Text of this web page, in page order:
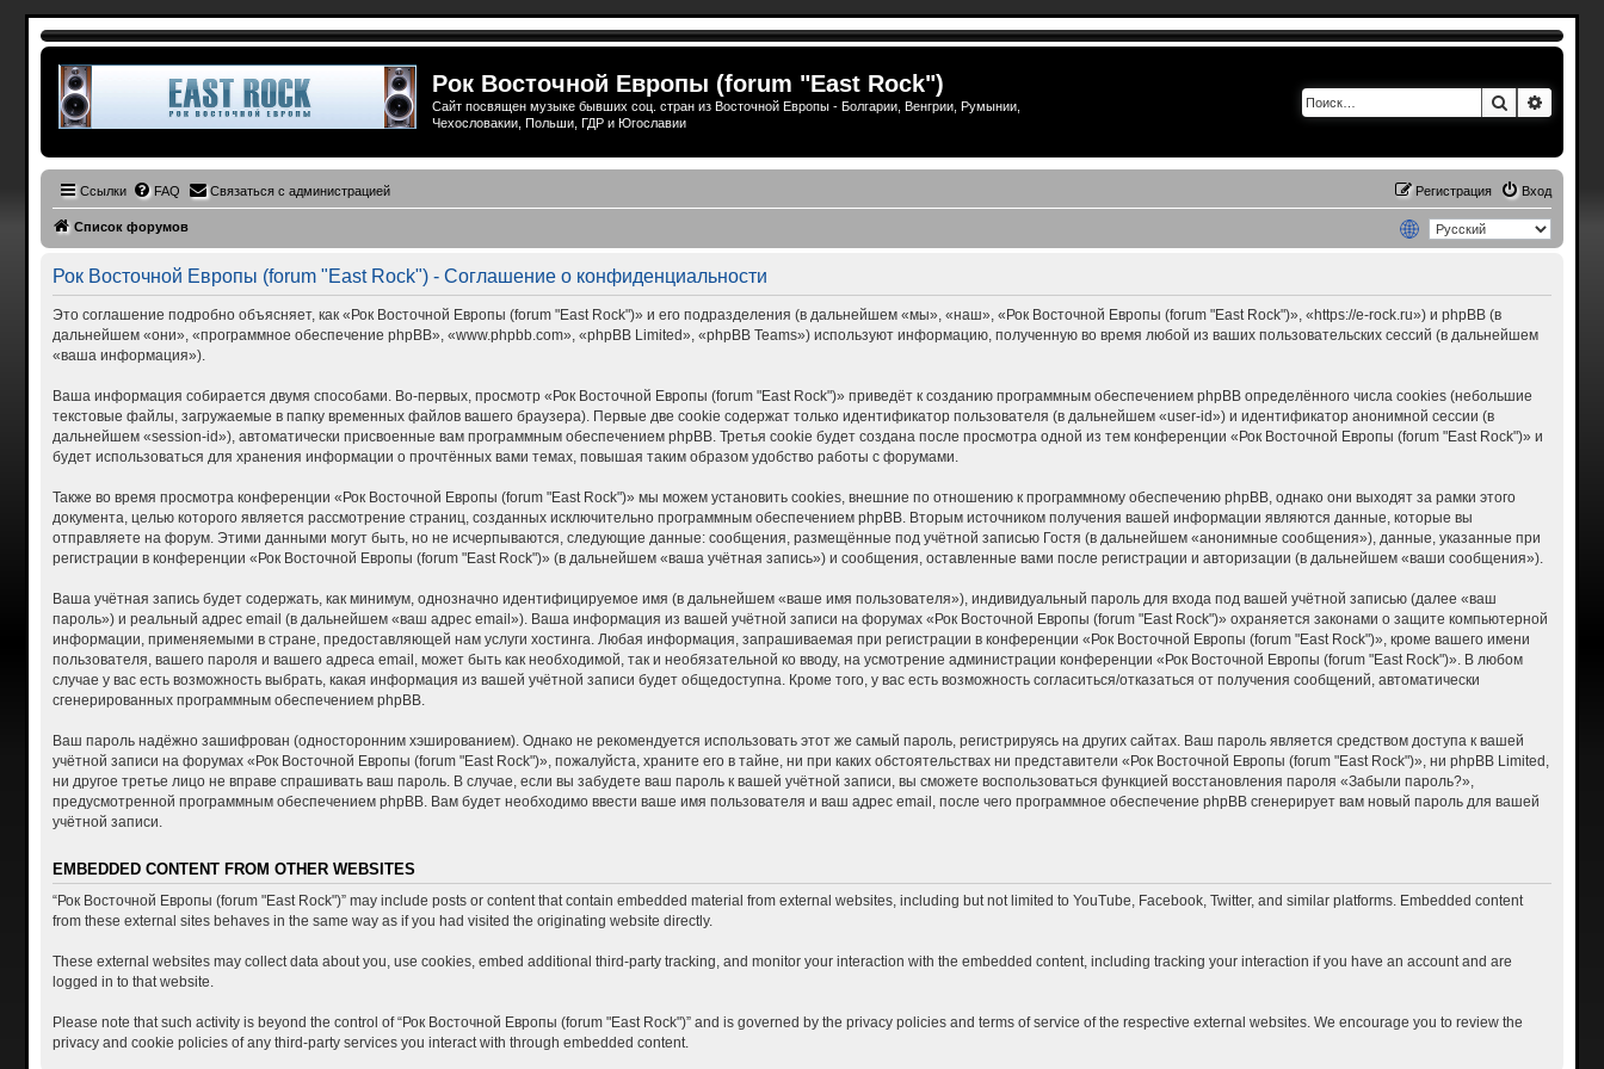
Рок Восточной Европы (forum "East Rock")
Сайт посвящен музыке бывших соц. стран из Восточной Европы - Болгарии, Венгрии, Румынии,
Чехословакии, Польши, ГДР и Югославии
Поиск
Ссылки FAQ Связаться с администрацией Вход
Регистрация
Список форумов
Рок Восточной Европы (forum "East Rock") - Соглашение о конфиденциальности
Это соглашение подробно объясняет, как «Рок Восточной Европы (forum "East Rock")» и его подразделения (в дальнейшем «мы», «наш», «Рок Восточной Европы (forum "East Rock")», «https://e-rock.ru») и phpBB (в
дальнейшем «они», «программное обеспечение phpBB», «www.phpbb.com», «phpBB Limited», «phpBB Teams») используют информацию, полученную во время любой из ваших пользовательских сессий (в дальнейшем
«ваша информация»).
Ваша информация собирается двумя способами. Во-первых, просмотр «Рок Восточной Европы (forum "East Rock")» приведёт к созданию программным обеспечением phpBB определённого числа cookies (небольшие
текстовые файлы, загружаемые в папку временных файлов вашего браузера). Первые две cookie содержат только идентификатор пользователя (в дальнейшем «user-id») и идентификатор анонимной сессии (в
дальнейшем «session-id»), автоматически присвоенные вам программным обеспечением phpBB. Третья cookie будет создана после просмотра одной из тем конференции «Рок Восточной Европы (forum "East Rock")» и
будет использоваться для хранения информации о прочтённых вами темах, повышая таким образом удобство работы с форумами.
Также во время просмотра конференции «Рок Восточной Европы (forum "East Rock")» мы можем установить cookies, внешние по отношению к программному обеспечению phpBB, однако они выходят за рамки этого
документа, целью которого является рассмотрение страниц, созданных исключительно программным обеспечением phpBB. Вторым источником получения вашей информации являются данные, которые вы
отправляете на форум. Этими данными могут быть, но не исчерпываются, следующие данные: сообщения, размещённые под учётной записью Гостя (в дальнейшем «анонимные сообщения»), данные, указанные при
регистрации в конференции «Рок Восточной Европы (forum "East Rock")» (в дальнейшем «ваша учётная запись») и сообщения, оставленные вами после регистрации и авторизации (в дальнейшем «ваши сообщения»).
Ваша учётная запись будет содержать, как минимум, однозначно идентифицируемое имя (в дальнейшем «ваше имя пользователя»), индивидуальный пароль для входа под вашей учётной записью (далее «ваш
пароль») и реальный адрес email (в дальнейшем «ваш адрес email»). Ваша информация из вашей учётной записи на форумах «Рок Восточной Европы (forum "East Rock")» охраняется законами о защите компьютерной
информации, применяемыми в стране, предоставляющей нам услуги хостинга. Любая информация, запрашиваемая при регистрации в конференции «Рок Восточной Европы (forum "East Rock")», кроме вашего имени
пользователя, вашего пароля и вашего адреса email, может быть как необходимой, так и необязательной ко вводу, на усмотрение администрации конференции «Рок Восточной Европы (forum "East Rock")». В любом
случае у вас есть возможность выбрать, какая информация из вашей учётной записи будет общедоступна. Кроме того, у вас есть возможность согласиться/отказаться от получения сообщений, автоматически
сгенерированных программным обеспечением phpBB.
Ваш пароль надёжно зашифрован (односторонним хэшированием). Однако не рекомендуется использовать этот же самый пароль, регистрируясь на других сайтах. Ваш пароль является средством доступа к вашей
учётной записи на форумах «Рок Восточной Европы (forum "East Rock")», пожалуйста, храните его в тайне, ни при каких обстоятельствах ни представители «Рок Восточной Европы (forum "East Rock")», ни phpBB Limited,
ни другое третье лицо не вправе спрашивать ваш пароль. В случае, если вы забудете ваш пароль к вашей учётной записи, вы сможете воспользоваться функцией восстановления пароля «Забыли пароль?»,
предусмотренной программным обеспечением phpBB. Вам будет необходимо ввести ваше имя пользователя и ваш адрес email, после чего программное обеспечение phpBB сгенерирует вам новый пароль для вашей
учётной записи.
EMBEDDED CONTENT FROM OTHER WEBSITES
“Рок Восточной Европы (forum "East Rock")” may include posts or content that contain embedded material from external websites, including but not limited to YouTube, Facebook, Twitter, and similar platforms. Embedded content
from these external sites behaves in the same way as if you had visited the originating website directly.
These external websites may collect data about you, use cookies, embed additional third-party tracking, and monitor your interaction with the embedded content, including tracking your interaction if you have an account and are
logged in to that website.
Please note that such activity is beyond the control of “Рок Восточной Европы (forum "East Rock")” and is governed by the privacy policies and terms of service of the respective external websites. We encourage you to review the
privacy and cookie policies of any third-party services you interact with through embedded content.